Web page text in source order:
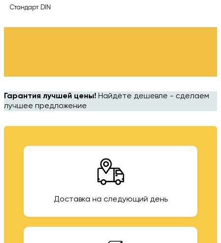
Стандарт DIN
Гарантия лучшей цены! Найдёте дешевле - сделаем
лучшее предложение
Доставка на следующий день